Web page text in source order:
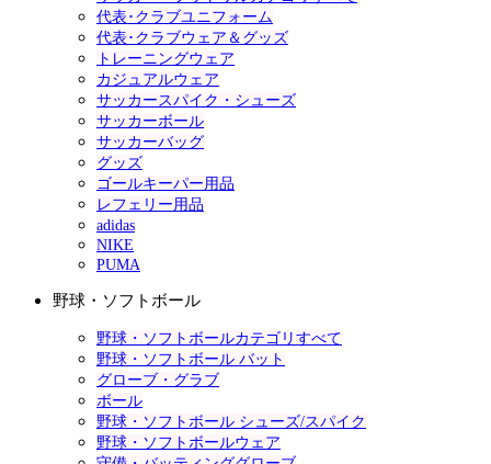
代表･クラブユニフォーム
代表･クラブウェア＆グッズ
トレーニングウェア
カジュアルウェア
サッカースパイク・シューズ
サッカーボール
サッカーバッグ
グッズ
ゴールキーパー用品
レフェリー用品
adidas
NIKE
PUMA
野球・ソフトボール
野球・ソフトボールカテゴリすべて
野球・ソフトボール バット
グローブ・グラブ
ボール
野球・ソフトボール シューズ/スパイク
野球・ソフトボールウェア